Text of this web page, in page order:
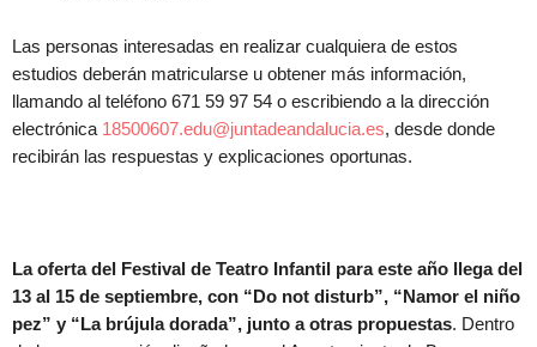
Las personas interesadas en realizar cualquiera de estos
estudios deberán matricularse u obtener más información,
llamando al teléfono 671 59 97 54 o escribiendo a la dirección
electrónica 18500607.edu@juntadeandalucia.es, desde donde
recibirán las respuestas y explicaciones oportunas.
La oferta del Festival de Teatro Infantil para este año llega del
13 al 15 de septiembre, con “Do not disturb”, “Namor el niño
pez” y “La brújula dorada”, junto a otras propuestas. Dentro